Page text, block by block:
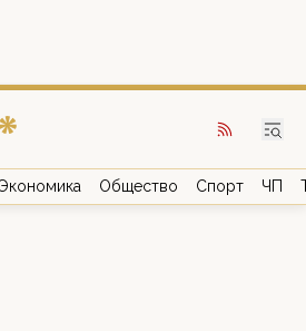
Общество Спорт ЧП